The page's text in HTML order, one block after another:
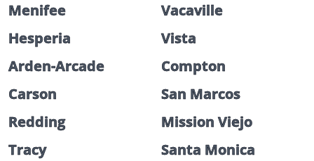
Menifee
Vacaville
Hesperia
Vista
Arden-Arcade
Compton
Carson
San Marcos
Redding
Mission Viejo
Tracy
Santa Monica